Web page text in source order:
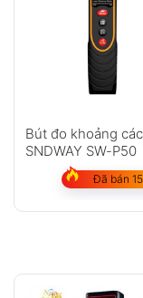
Bút đo khoảng
SNDWAY SW-P50
Đã bán